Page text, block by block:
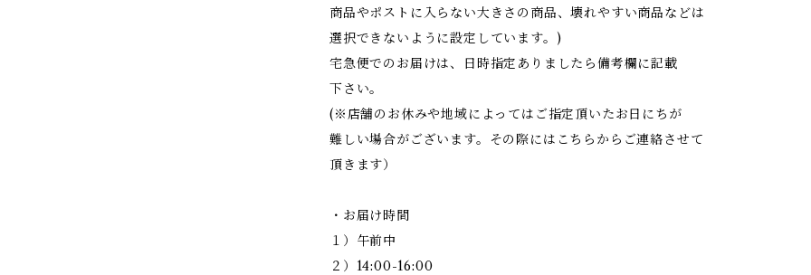
商品やポストに入らない大きさの商品、壊れやすい商品などは
選択できないように設定しています。)
宅急便でのお届けは、日時指定ありましたら備考欄に記載
下さい。
(※店舗のお休みや地域によってはご指定頂いたお日にちが
難しい場合がございます。その際にはこちらからご連絡させて
頂きます）
・お届け時間
１）午前中
２）14:00-16:00